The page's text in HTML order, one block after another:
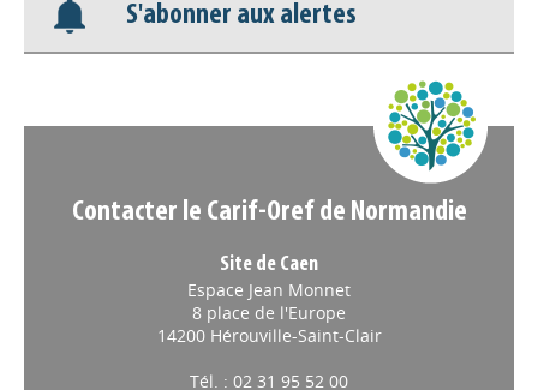
Nos veilles Scoop.it
S'abonner aux alertes
Contacter le Carif-Oref de Normandie
Site de Caen
Espace Jean Monnet
8 place de l'Europe
14200 Hérouville-Saint-Clair
Tél. : 02 31 95 52 00